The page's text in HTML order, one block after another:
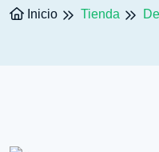
Inicio Tienda